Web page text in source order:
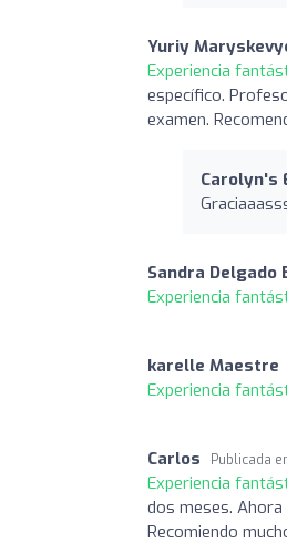
Yuriy
Experiencia
específico.
examen.
Carolyn's
Sandra Delgado
Experiencia
karelle Maestre
Experiencia
Carlos Publicada
Experiencia
dos meses.
Recomiendo